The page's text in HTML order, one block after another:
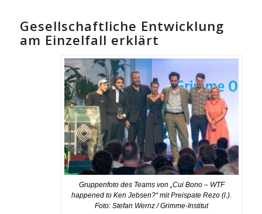
Gesellschaftliche Entwicklung
am Einzelfall erklärt
Gruppenfoto des Teams von „Cui Bono – WTF
happened to Ken Jebsen?“ mit Preispate Rezo (l.).
Foto: Stefan Wernz / Grimme-Institut